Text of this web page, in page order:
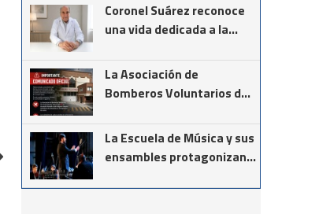
Coronel Suárez reconoce
una vida dedicada a la
Giménez será distinguido
como Ciudadano
La Asociación de
Bomberos Voluntarios de
que NO se encuentra
llevando acabo ninguna
campaña de socios
La Escuela de Música y sus
ensambles protagonizan
Teatro Italia